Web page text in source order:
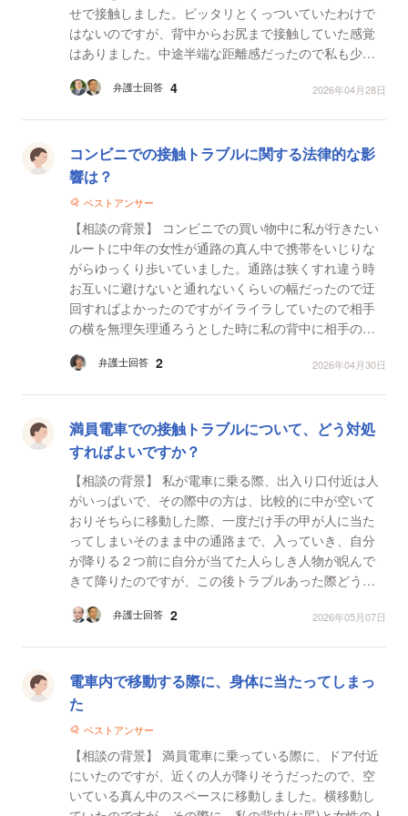
せで接触しました。ピッタリとくっついていたわけで
はないのですが、背中からお尻まで接触していた感覚
はありました。中途半端な距離感だったので私も少し
詰め状態...弁護士回答 4 2026年04月28日
コンビニでの接触トラブルに関する法律的な影
響は？
ベストアンサー
【相談の背景】 コンビニでの買い物中に私が行きたい
ルートに中年の女性が通路の真ん中で携帯をいじりな
がらゆっくり歩いていました。通路は狭くすれ違う時
お互いに避けないと通れないくらいの幅だったので迂
回すればよかったのですがイライラしていたので相手
の横を無理矢理通ろうとした時に私の背中に相手の肩
されたと...
弁護士回答 2 2026年04月30日
満員電車での接触トラブルについて、どう対処
すればよいですか？
【相談の背景】 私が電車に乗る際、出入り口付近は人
がいっぱいで、その際中の方は、比較的に中が空いて
おりそちらに移動した際、一度だけ手の甲が人に当た
ってしまいそのまま中の通路まで、入っていき、自分
が降りる２つ前に自分が当てた人らしき人物が睨んで
きて降りたのですが、この後トラブルあった際どうす
ば不...
弁護士回答 2 2026年05月07日
電車内で移動する際に、身体に当たってしまっ
た
ベストアンサー
【相談の背景】 満員電車に乗っている際に、ドア付近
にいたのですが、近くの人が降りそうだったので、空
いている真ん中のスペースに移動しました。横移動し